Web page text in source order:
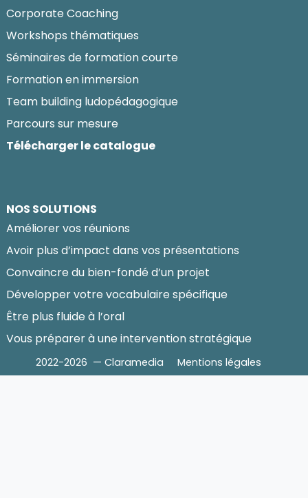
Corporate Coaching
Workshops thématiques
Séminaires de formation courte
Formation en immersion
Team building ludopédagogique
Parcours sur mesure
Télécharger le catalogue
NOS SOLUTIONS
Améliorer vos réunions
Avoir plus d’impact dans vos présentations
Convaincre du bien-fondé d’un projet
Développer votre vocabulaire spécifique
Être plus fluide à l’oral
Vous préparer à une intervention stratégique
2022-2026 — Claramedia Mentions légales